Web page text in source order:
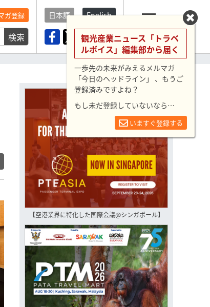
ガ登録
検索
日本語 English
メニュー
【空港業界に特化した国際会議@シンガポール】
観光産業ニュース「トラベ
ルボイス」編集部から届く
一歩先の未来がみえるメルマガ
「今日のヘッドライン」 、もうご
登録済みですよね？
もし未だ登録していないなら…
いますぐ登録する